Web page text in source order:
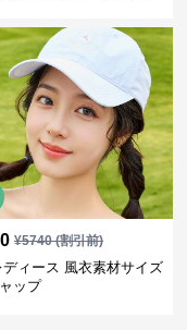
¥5740(割引前)
ィース 風衣素材サイズ
ップ